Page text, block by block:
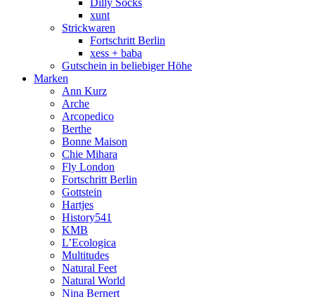
xunt
Strickwaren
Fortschritt Berlin
xess + baba
Gutschein in beliebiger Höhe
Marken
Ann Kurz
Arche
Arcopedico
Berthe
Bonne Maison
Chie Mihara
Fly London
Fortschritt Berlin
Gottstein
Hartjes
History541
KMB
L’Ecologica
Multitudes
Natural Feet
Natural World
Nina Bernert